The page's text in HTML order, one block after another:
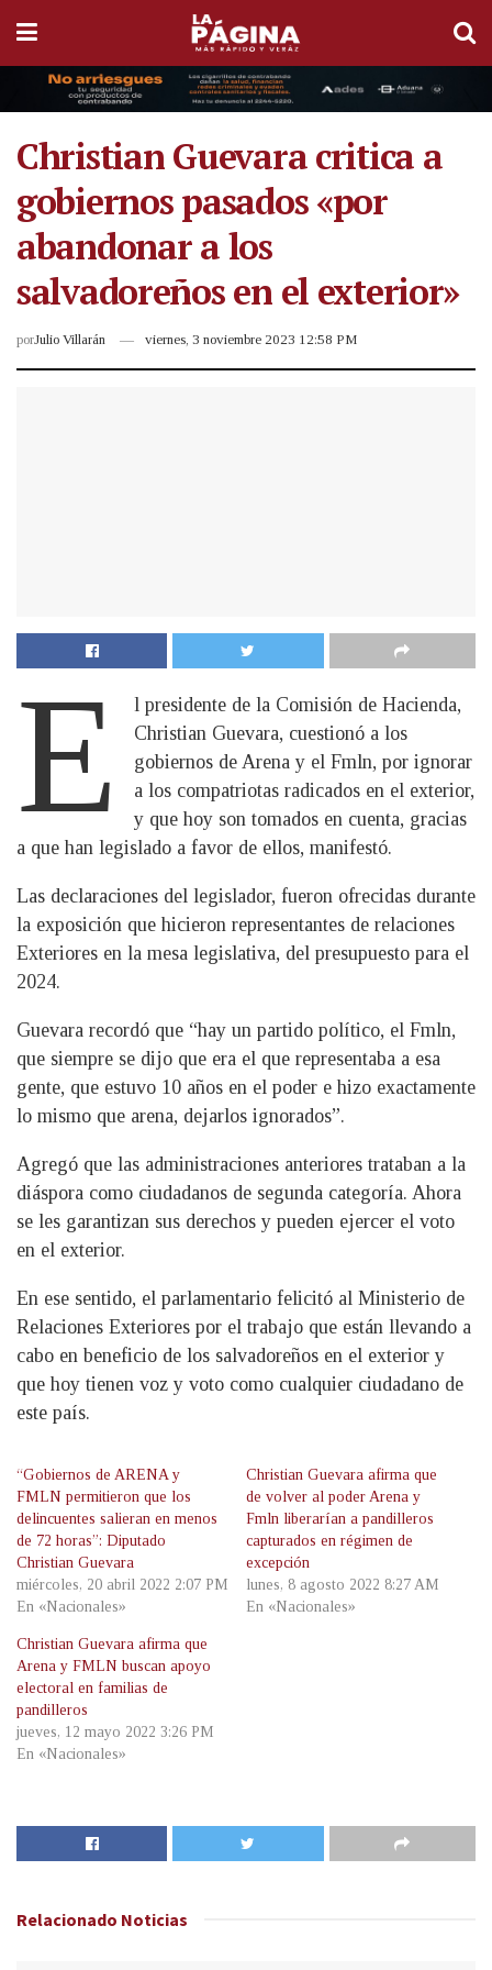
Christian Guevara critica a
gobiernos pasados «por
abandonar a los
salvadoreños en el exterior»
porJulio Villarán viernes, 3 noviembre 2023 12:58 PM
E
l presidente de la Comisión de Hacienda,
Christian Guevara, cuestionó a los
gobiernos de Arena y el Fmln, por ignorar
a los compatriotas radicados en el exterior,
y que hoy son tomados en cuenta, gracias
a que han legislado a favor de ellos, manifestó.
Las declaraciones del legislador, fueron ofrecidas durante
la exposición que hicieron representantes de relaciones
Exteriores en la mesa legislativa, del presupuesto para el
2024.
Guevara recordó que “hay un partido político, el Fmln,
que siempre se dijo que era el que representaba a esa
gente, que estuvo 10 años en el poder e hizo exactamente
lo mismo que arena, dejarlos ignorados”.
Agregó que las administraciones anteriores trataban a la
diáspora como ciudadanos de segunda categoría. Ahora
se les garantizan sus derechos y pueden ejercer el voto
en el exterior.
En ese sentido, el parlamentario felicitó al Ministerio de
Relaciones Exteriores por el trabajo que están llevando a
cabo en beneficio de los salvadoreños en el exterior y
que hoy tienen voz y voto como cualquier ciudadano de
este país.
“Gobiernos de ARENA y
FMLN permitieron que los
delincuentes salieran en menos
de 72 horas”: Diputado
Christian Guevara
miércoles, 20 abril 2022 2:07 PM
En «Nacionales»
Christian Guevara afirma que
de volver al poder Arena y
Fmln liberarían a pandilleros
capturados en régimen de
excepción
lunes, 8 agosto 2022 8:27 AM
En «Nacionales»
Christian Guevara afirma que
Arena y FMLN buscan apoyo
electoral en familias de
pandilleros
jueves, 12 mayo 2022 3:26 PM
En «Nacionales»
Relacionado Noticias